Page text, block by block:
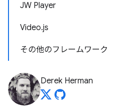
JW Player
Video.js
その他のフレームワーク
Derek Herman